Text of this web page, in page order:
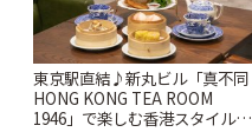
東京駅直結♪新丸ビル「真不同
HONG KONG TEA ROOM
1946」で楽しむ香港スタイルの